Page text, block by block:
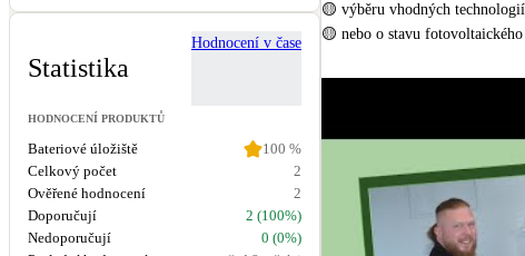
Statistika
Hodnocení v čase
HODNOCENÍ PRODUKTŮ
Bateriové úložiště 100 %
Celkový počet
2
Ověřené hodnocení
2
Doporučují
2 (100%)
Nedoporučují
0 (0%)
🟡 výběru vhodných
🟡 nebo o stavu
Ponořte se s námi do světa
#victronenergyinverter
#fotovoltaickaelektrarna
#osvetleni
#ohrevTUV